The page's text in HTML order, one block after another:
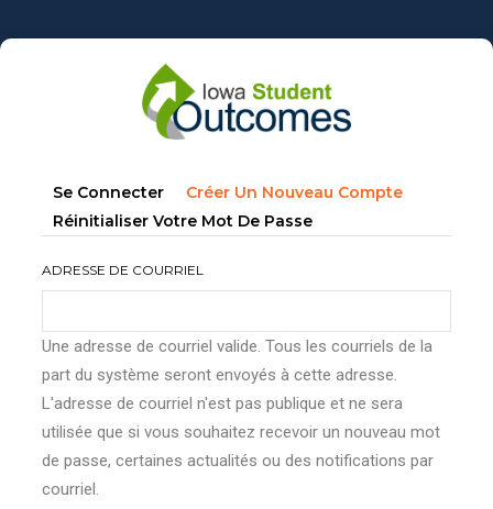
au
Onglets
principaux
Se Connecter Créer Un Nouveau Compte
Réinitialiser Votre Mot De Passe
ADRESSE DE COURRIEL
Une adresse de courriel valide. Tous les courriels de la
part du système seront envoyés à cette adresse.
L'adresse de courriel n'est pas publique et ne sera
utilisée que si vous souhaitez recevoir un nouveau mot
de passe, certaines actualités ou des notifications par
courriel.